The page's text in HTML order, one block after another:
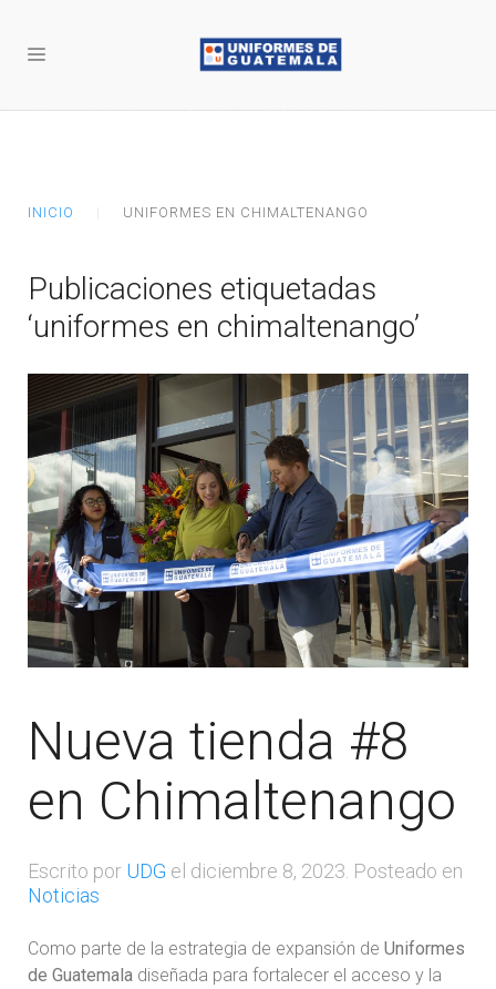
INICIO UNIFORMES EN CHIMALTENANGO
Publicaciones etiquetadas
‘uniformes en chimaltenango’
Nueva tienda #8
en Chimaltenango
Escrito por UDG el diciembre 8, 2023 . Posteado en
Noticias
Como parte de la estrategia de expansión de Uniformes
de Guatemala diseñada para fortalecer el acceso y la